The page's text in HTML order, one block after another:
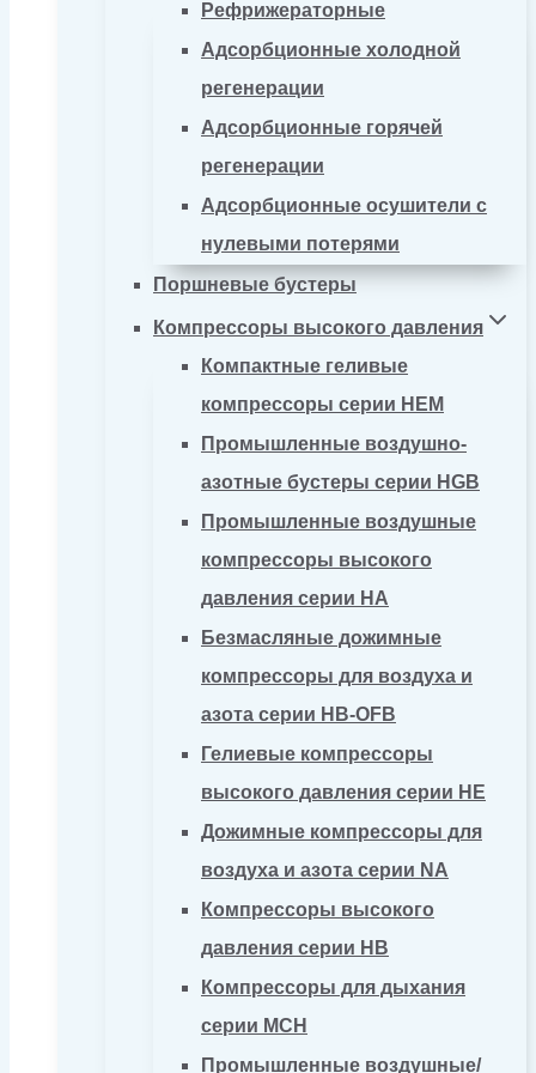
Рефрижераторные
Адсорбционные холодной
регенерации
Адсорбционные горячей
регенерации
Адсорбционные осушители с
нулевыми потерями
Поршневые бустеры
Компрессоры высокого давления
Компактные геливые
компрессоры серии HEM
Промышленные воздушно-
азотные бустеры серии HGB
Промышленные воздушные
компрессоры высокого
давления серии HA
Безмасляные дожимные
компрессоры для воздуха и
азота серии HB-OFB
Гелиевые компрессоры
высокого давления серии HE
Дожимные компрессоры для
воздуха и азота серии NA
Компрессоры высокого
давления серии HB
Компрессоры для дыхания
серии MCH
Промышленные воздушные/